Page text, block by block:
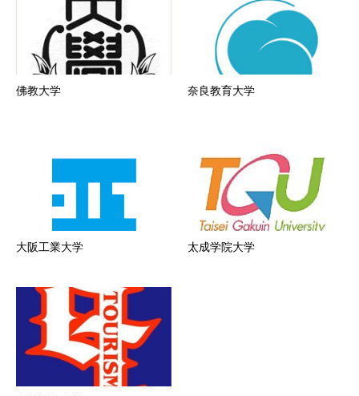
佛教大学 奈良教育大学
大阪工業大学 太成学院大学